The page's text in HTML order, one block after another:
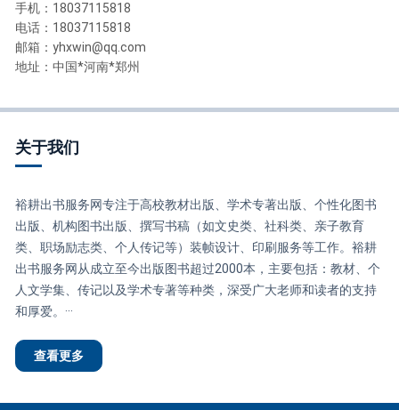
手机：18037115818
电话：18037115818
邮箱：yhxwin@qq.com
地址：中国*河南*郑州
关于我们
裕耕出书服务网专注于高校教材出版、学术专著出版、个性化图书
出版、机构图书出版、撰写书稿（如文史类、社科类、亲子教育
类、职场励志类、个人传记等）装帧设计、印刷服务等工作。裕耕
出书服务网从成立至今出版图书超过2000本，主要包括：教材、个
人文学集、传记以及学术专著等种类，深受广大老师和读者的支持
和厚爱。···
查看更多